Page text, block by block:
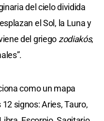
del cielo dividida
el Sol, la Luna y
del griego zodiakós,
como un mapa
signos: Aries, Tauro,